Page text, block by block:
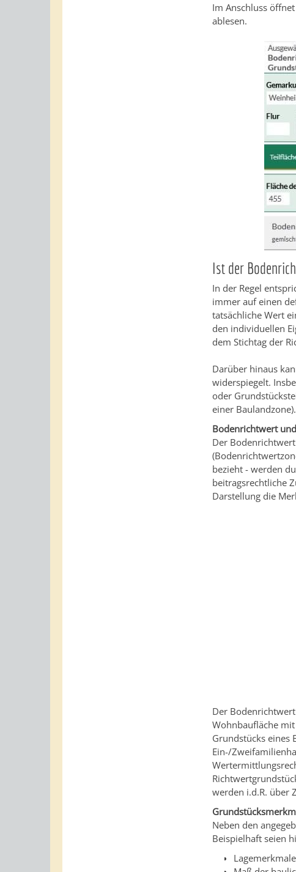
Im Anschluss
ablesen.
Ist der
In der Regel
immer auf einen
tatsächliche Wert
den individuellen
dem Stichtag der
Darüber hinaus
widerspiegelt.
oder
einer
Bodenrichtwert
Der
bezieht - werden
beitragsrechtliche
Darstellung die
Der
Wohnbaufläche
Grundstücks eines
Ein-/
werden i.d.R. über
Neben den
Beispielhaft seien
Lagemerkmale